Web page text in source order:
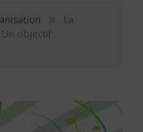
»
La
objectif